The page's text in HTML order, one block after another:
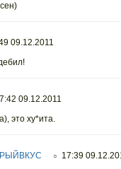
09.12.2011
09.12.2011
это ху*ита.
○ 17:39